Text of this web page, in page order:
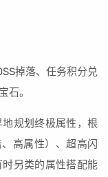
掉落、任务积分兑
石。
规划终极属性，根
高属性）、超高闪
另类的属性搭配能